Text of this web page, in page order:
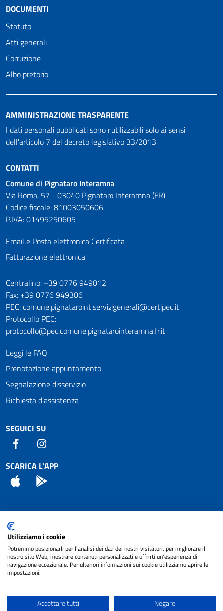
DOCUMENTI
Statuto
Atti generali
Corruzione
Albo pretorio
AMMINISTRAZIONE TRASPARENTE
I dati personali pubblicati sono riutilizzabili solo ai sensi
dell'articolo 7 del decreto legislativo 33/2013
CONTATTI
Comune di Pignataro Interamna
Via Roma, 57 - 03040 Pignataro Interamna (FR)
Codice fiscale: 81003050606
P.IVA: 01495250605
Email e Posta elettronica Certificata
Fatturazione elettronica
Numeri utili
Centralino: +39 0776 949012
Fax: +39 0776 949306
PEC: comune.pignataroint.servizigenerali@certipec.it
Protocollo PEC:
protocollo@pec.comune.pignatarointeramna.fr.it
Leggi le FAQ
Prenotazione appuntamento
Segnalazione disservizio
Richiesta d'assistenza
SEGUICI SU
Facebook
SCARICA L'APP
App Store
Attuazione Misure PNRR
Piano di miglioramento del sito
Note legali
cura diNET SMART
Utilizziamo i cookie
Potremmo posizionarli per l'analisi dei dati dei nostri visitatori, per migliorare il
nostro sito Web, mostrare contenuti personalizzati e offrirti un'esperienza di
navigazione eccezionale. Per ulteriori informazioni sui cookie utilizziamo aprire le
impostazioni.
Accettare tutti Negare